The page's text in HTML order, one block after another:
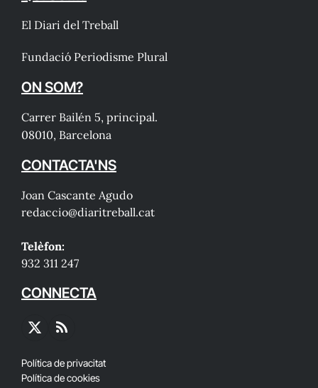
El Diari del Treball
Fundació Periodisme Plural
ON SOM?
Carrer Bailén 5, principal.
08010, Barcelona
CONTACTA'NS
Joan Cascante Agudo
redaccio@diaritreball.cat
Telèfon:
932 311 247
CONNECTA
X
RSS
Política de privacitat
Política de cookies